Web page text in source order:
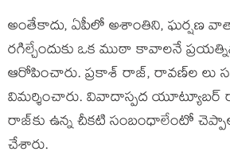
అంతేకాదు, ఏపీలో అశాంతిని, ఘర్షణ
రగిల్చేందుకు ఒక ముఠా కావాలనే
ఆరోపించారు. ప్రకాశ్ రాజ్, రావణ్‌ల లు
విమర్శించారు. వివాదాస్పద యూట్యూబర్‌
రాజ్‌కు ఉన్న చీకటి సంబంధాలేంటో
చేశారు.